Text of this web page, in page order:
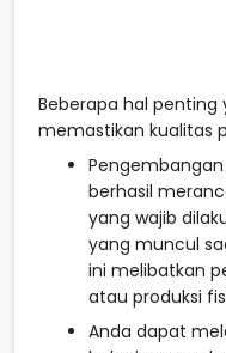
Beberapa hal penting
memastikan kualitas
berhasil
yang wajib
yang muncul
ini melibatkan
atau produksi
Anda dapat